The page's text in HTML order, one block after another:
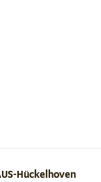
Hückelhoven